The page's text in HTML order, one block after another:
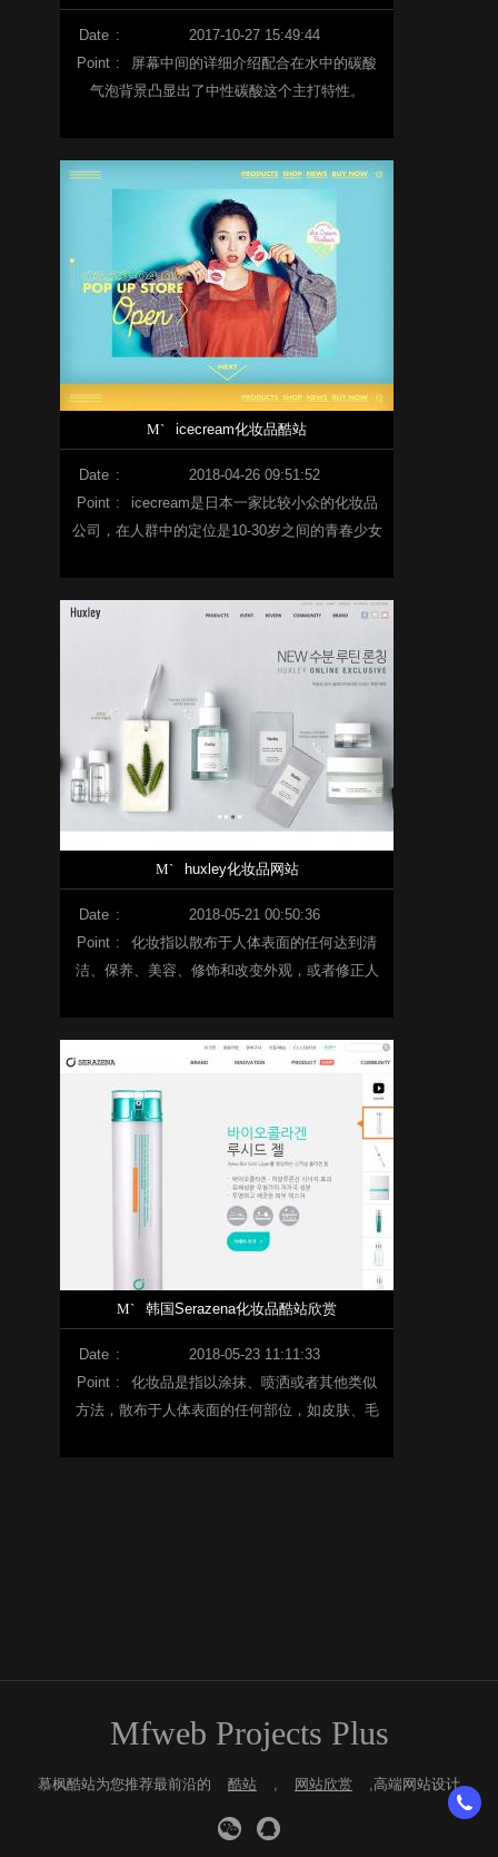
Date :
2017-10-27 15:49:44
Point :
屏幕中间的详细介绍配合在水中的碳酸
气泡背景凸显出了中性碳酸这个主打特性。
M` icecream化妆品酷站
Date :
2018-04-26 09:51:52
Point :
icecream是日本一家比较小众的化妆品
公司，在人群中的定位是10-30岁之间的青春少女
M` huxley化妆品网站
Date :
2018-05-21 00:50:36
Point :
化妆指以散布于人体表面的任何达到清
洁、保养、美容、修饰和改变外观，或者修正人
M` 韩国Serazena化妆品酷站欣赏
Date :
2018-05-23 11:11:33
Point :
化妆品是指以涂抹、喷洒或者其他类似
方法，散布于人体表面的任何部位，如皮肤、毛
Mfweb Projects Plus
慕枫酷站为您推荐最前沿的 酷站 , 网站欣赏 ,高端网站设计